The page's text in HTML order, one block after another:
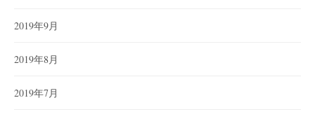
2019年9月
2019年8月
2019年7月